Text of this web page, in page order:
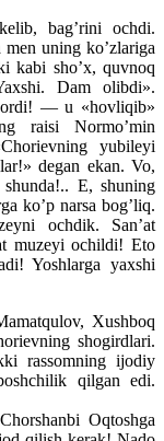
bag’rini ochdi.
men uning ko’zlariga
kabi sho’x, quvnoq
Dam olibdi».
— u «hovliqib»
raisi Normo’min
yubileyi
degan ekan. Vo,
E, shuning
ko’p narsa bog’liq.
ochdik. San’at
muzeyi ochildi! Eto
Yoshlarga yaxshi
Xushboq
shogirdlari.
rassomning ijodiy
qilgan edi.
Oqtoshga